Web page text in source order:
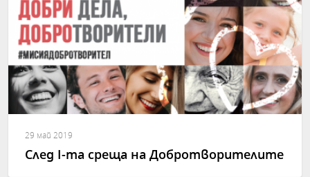
29 май 2019
След І-та среща на Добротворителите